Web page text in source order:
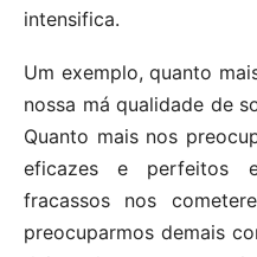
intensifica.
Um exemplo, quanto
nossa má qualidade de
Quanto mais nos
eficazes e perfeitos
fracassos nos
preocuparmos demais